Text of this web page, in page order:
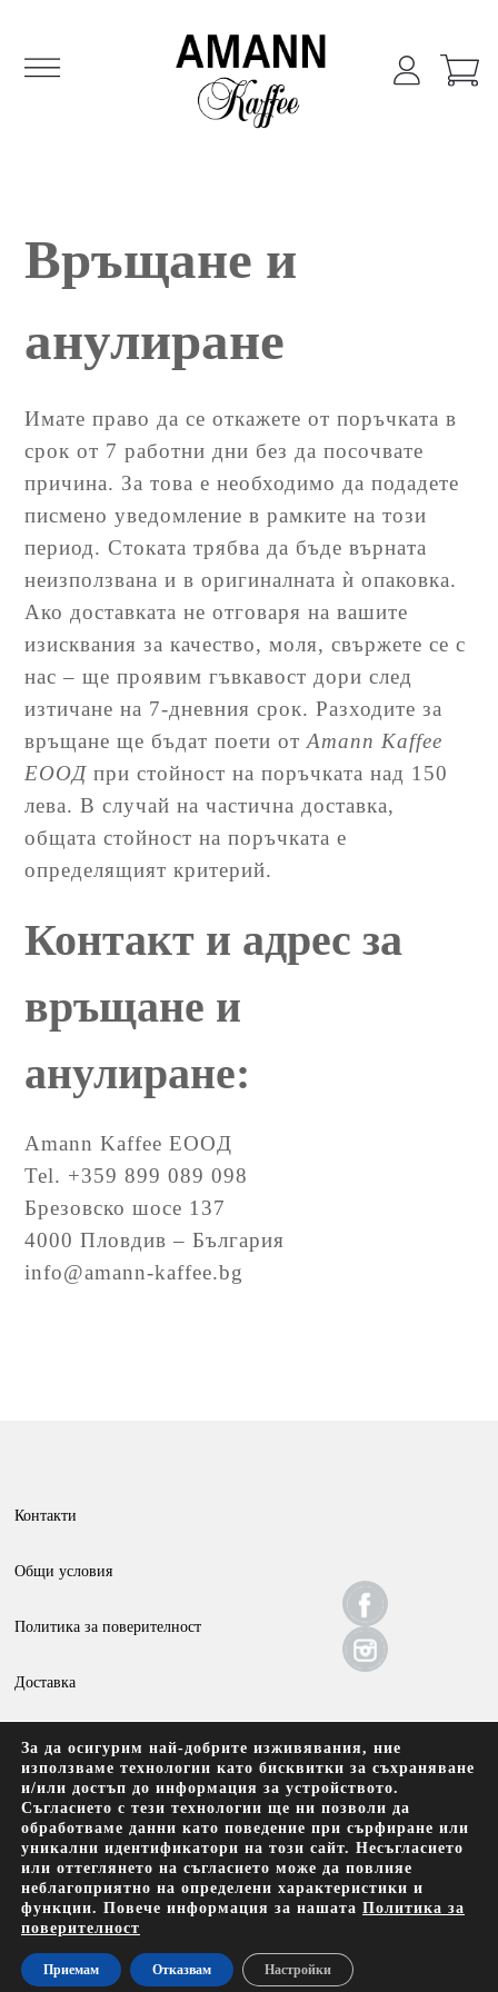
Amann Кафе онлайн магазин
Връщане и
анулиране
Имате право да се откажете от поръчката в
срок от 7 работни дни без да посочвате
причина. За това е необходимо да подадете
писмено уведомление в рамките на този
период. Стоката трябва да бъде върната
неизползвана и в оригиналната ѝ опаковка.
Ако доставката не отговаря на вашите
изисквания за качество, моля, свържете се с
нас – ще проявим гъвкавост дори след
изтичане на 7-дневния срок. Разходите за
връщане ще бъдат поети отAmann Kaffee
ЕООД при стойност на поръчката над 150
лева. В случай на частична доставка,
общата стойност на поръчката е
определящият критерий.
Контакт и адрес за
връщане и
анулиране:
Amann Kaffee EOOД
Tel. +359 899 089 098
Брезовско шосе 137
4000 Пловдив – България
info@amann-kaffee.bg
Контакти
Общи условия
Политика за поверителност
Доставка
Връщане и анулиране
Amann Kaffee EOOD, Брезовско шосе 137, 4000 Пловдив
Безплатна доставка до офис на Спиди за поръчки над 69.90 лв с
ДДС (35.74 евро)
За да осигурим най-добрите изживявания, ние
използваме технологии като бисквитки за съхраняване
и/или достъп до информация за устройството.
Съгласието с тези технологии ще ни позволи да
обработваме данни като поведение при сърфиране или
уникални идентификатори на този сайт. Несъгласието
или оттеглянето на съгласието може да повлияе
неблагоприятно на определени характеристики и
функции. Повече информация за нашата Политика за
поверителност
Приемам Отказвам Настройки